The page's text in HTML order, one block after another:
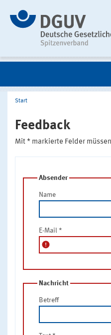
Start
Feedback
Mit * markierte Felder
Absender
Name
E-Mail *
error
Nachricht
Betreff